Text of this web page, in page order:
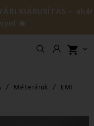
KIÁRUSÍTÁS – akár
🔥
shopping_cart 
Méteráruk
EMI